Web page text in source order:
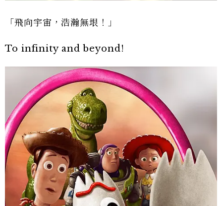
「飛向宇宙，浩瀚無垠！」
To infinity and beyond!